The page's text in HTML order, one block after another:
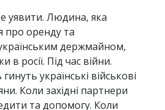
уявити. Людина, яка
про оренду та
держмайном,
в росії. Під час війни.
українські військові
Коли західні партнери
та допомогу. Коли